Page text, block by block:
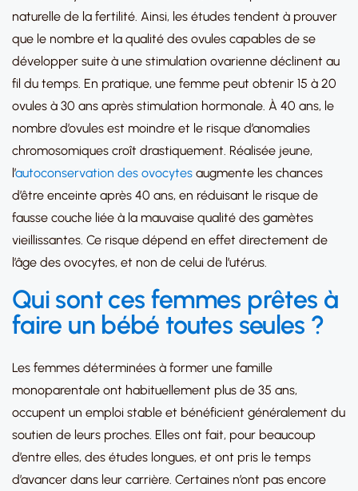
naturelle de la fertilité. Ainsi, les études tendent à prouver
que le nombre et la qualité des ovules capables de se
développer suite à une stimulation ovarienne déclinent au
fil du temps. En pratique, une femme peut obtenir 15 à 20
ovules à 30 ans après stimulation hormonale. À 40 ans, le
nombre d’ovules est moindre et le risque d’anomalies
chromosomiques croît drastiquement. Réalisée jeune,
l’autoconservation des ovocytes augmente les chances
d’être enceinte après 40 ans, en réduisant le risque de
fausse couche liée à la mauvaise qualité des gamètes
vieillissantes. Ce risque dépend en effet directement de
l’âge des ovocytes, et non de celui de l’utérus.
Qui sont ces femmes prêtes à
faire un bébé toutes seules ?
Les femmes déterminées à former une famille
monoparentale ont habituellement plus de 35 ans,
occupent un emploi stable et bénéficient généralement du
soutien de leurs proches. Elles ont fait, pour beaucoup
d’entre elles, des études longues, et ont pris le temps
d’avancer dans leur carrière. Certaines n’ont pas encore